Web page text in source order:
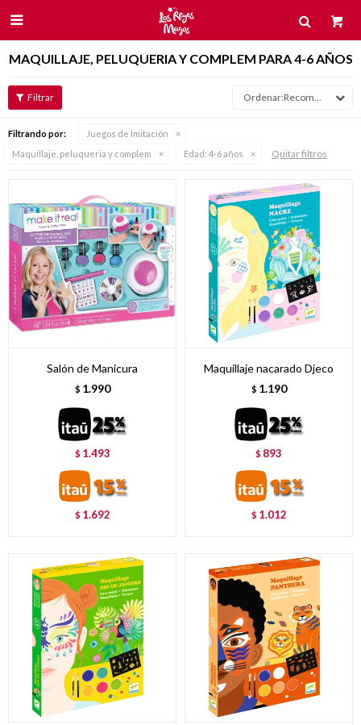

MAQUILLAJE, PELUQUERIA Y COMPLEM PARA 4-6 AÑOS
Recomendados
Filtrando por:
Juegos de Imitación
Maquillaje, peluqueria y complem
Edad: 4-6 años Quitar filtros
Salón de Manicura
$ 1.990
$ 1.493
$ 1.692
Maquillaje nacarado Djeco
$ 1.190
$ 893
$ 1.012